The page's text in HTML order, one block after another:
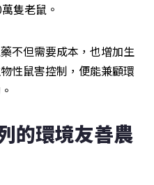
隻老鼠。
不但需要成本，也增加生
性鼠害控制，便能兼顧環
的環境友善農